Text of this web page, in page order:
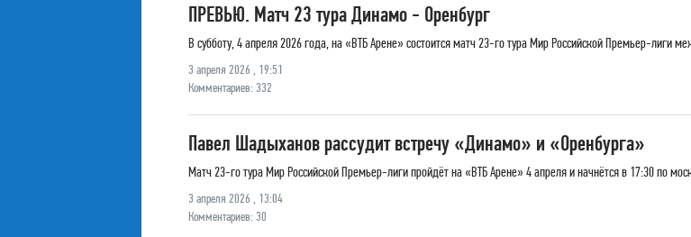
ПРЕВЬЮ. Матч 23 тура Динамо - Оренбург
В субботу, 4 апреля 2026 года, на «ВТБ Арене» состоится матч 23-го тура Мир Российской Премьер-лиги
3 апреля 2026 , 19:51
Комментариев: 332
Павел Шадыханов рассудит встречу «Динамо» и «Оренбурга»
Матч 23-го тура Мир Российской Премьер-лиги пройдёт на «ВТБ Арене» 4 апреля и начнётся в 17:30 по
3 апреля 2026 , 13:04
Комментариев: 30